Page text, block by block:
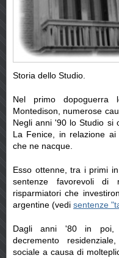
Storia dello Studio.
Nel primo
Montedison, numerose
Negli anni '90 lo Studio si
La Fenice, in relazione
che ne nacque.
Esso ottenne, tra i primi
sentenze favorevoli di
risparmiatori che
argentine (vedi sentenze
Dagli anni '80 in poi,
decremento
sociale a causa di